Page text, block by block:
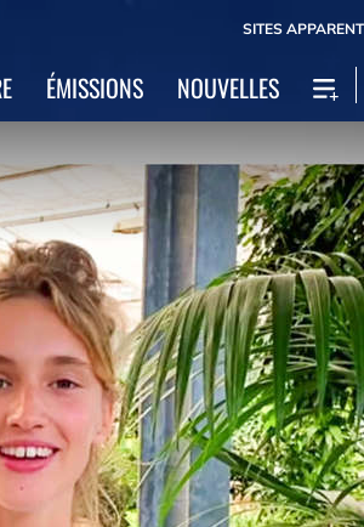
SITES
ÉMISSIONS NOUVELLES